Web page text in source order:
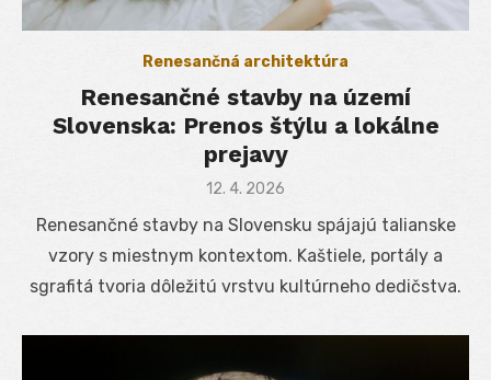
Renesančná architektúra
Renesančné stavby na území
Slovenska: Prenos štýlu a lokálne
prejavy
Posted
12. 4. 2026
Renesančné stavby na Slovensku spájajú talianske
vzory s miestnym kontextom. Kaštiele, portály a
sgrafitá tvoria dôležitú vrstvu kultúrneho dedičstva.